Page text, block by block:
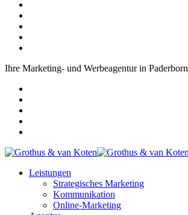
Ihre Marketing- und Werbeagentur in Paderborn
Leistungen
Strategisches Marketing
Kommunikation
Online-Marketing